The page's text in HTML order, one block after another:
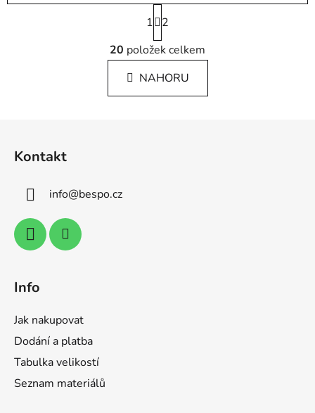
O
v
l
á
d
S
t
r
á
n
k
1
2
20 položek celkem
NAHORU
Kontakt
info@bespo.cz
Info
Jak nakupovat
Dodání a platba
Tabulka velikostí
Seznam materiálů